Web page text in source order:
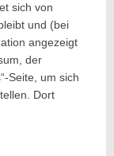
sich von
und (bei
angezeigt
der
Seite, um sich
Dort